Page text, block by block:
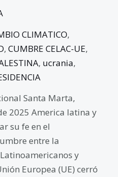
CLIMATICO,
,CUMBRE CELAC-UE,
, ucrania,
Santa Marta,
2025 America latina y
su fe en el
entre la
y
Europea (UE) cerró